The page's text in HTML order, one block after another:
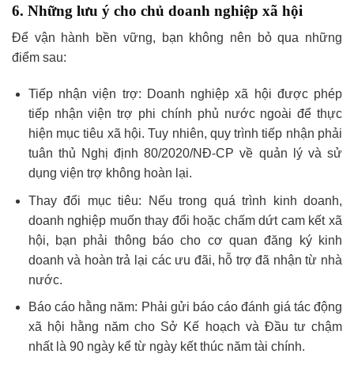
6. Những lưu ý cho chủ doanh nghiệp xã hội
Để vận hành bền vững, bạn không nên bỏ qua những
điểm sau:
Tiếp nhận viện trợ: Doanh nghiệp xã hội được phép
tiếp nhận viện trợ phi chính phủ nước ngoài để thực
hiện mục tiêu xã hội. Tuy nhiên, quy trình tiếp nhận phải
tuân thủ Nghị định 80/2020/NĐ-CP về quản lý và sử
dụng viện trợ không hoàn lại.
Thay đổi mục tiêu: Nếu trong quá trình kinh doanh,
doanh nghiệp muốn thay đổi hoặc chấm dứt cam kết xã
hội, bạn phải thông báo cho cơ quan đăng ký kinh
doanh và hoàn trả lại các ưu đãi, hỗ trợ đã nhận từ nhà
nước.
Báo cáo hằng năm: Phải gửi báo cáo đánh giá tác động
xã hội hằng năm cho Sở Kế hoạch và Đầu tư chậm
nhất là 90 ngày kể từ ngày kết thúc năm tài chính.